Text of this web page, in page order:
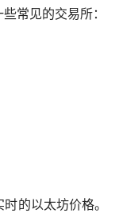
常见的交易所：
的以太坊价格。